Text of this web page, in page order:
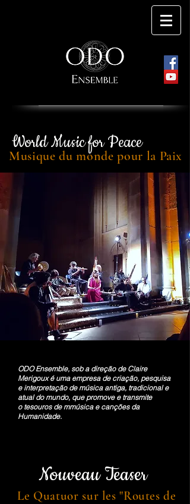
Musique du monde pour la Paix
World Music for Peace
ODO Ensemble, sob a direção de Claire
Merigoux é uma empresa de criação, pesquisa
e interpretação de música antiga, tradicional e
atual do mundo, que promove e transmite
o tesouros de mmúsica e canções da
Humanidade.
Nouveau Teaser
Le Quatuor sur les "Routes de